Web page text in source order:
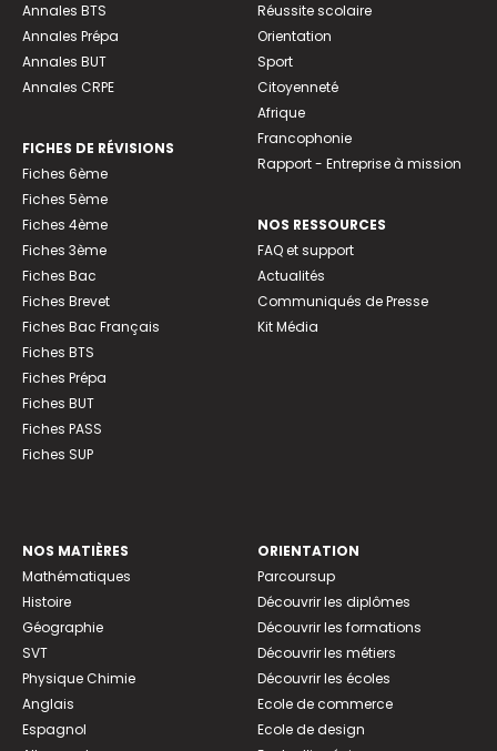
Annales BTS
Annales Prépa
Annales BUT
Annales CRPE
FICHES DE RÉVISIONS
Fiches 6ème
Fiches 5ème
Fiches 4ème
Fiches 3ème
Fiches Bac
Fiches Brevet
Fiches Bac Français
Fiches BTS
Fiches Prépa
Fiches BUT
Fiches PASS
Fiches SUP
Réussite scolaire
Orientation
Sport
Citoyenneté
Afrique
Francophonie
Rapport - Entreprise à mission
NOS RESSOURCES
FAQ et support
Actualités
Communiqués de Presse
Kit Média
NOS MATIÈRES
Mathématiques
Histoire
Géographie
SVT
Physique Chimie
Anglais
Espagnol
ORIENTATION
Parcoursup
Découvrir les diplômes
Découvrir les formations
Découvrir les métiers
Découvrir les écoles
Ecole de commerce
Ecole de design